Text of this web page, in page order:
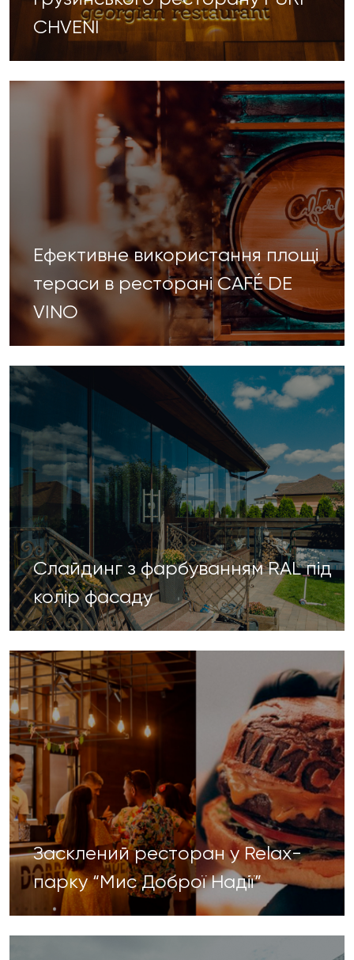
CHVENI
Ефективне використання площі
тераси в ресторані CAFÉ DE
VINO
Слайдинг з фарбуванням RAL під
колір фасаду
Засклений ресторан у Relax-
парку “Мис Доброї Надії”